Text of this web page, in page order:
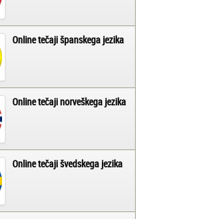
Online tečaji španskega jezika
Online tečaji norveškega jezika
Online tečaji švedskega jezika